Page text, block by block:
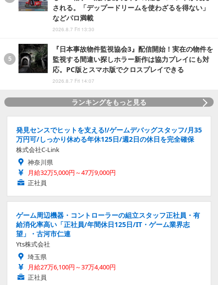
される。「デップードリームを使わざるを得ない」
などパロ満載
2026.8.7 Fri 13:30
『日本事故物件監視協会3』配信開始！実在の物件を
監視する間違い探しホラー新作は協力プレイにも対
応。PC版とスマホ版でクロスプレイできる
2026.8.7 Fri 14:07
ランキングをもっと見る
発見センスでヒットを支える!/ゲームデバッグスタッフ/月35
万円可/しっかり休める年休125日/週2日の休日を完全確保
株式会社C-Link
神奈川県
月給32万5,000円～47万9,000円
正社員
ゲーム周辺機器・コントローラーの組立スタッフ正社員・有
給消化率高い「正社員/年間休日125日/IT・ゲーム業界志
望」・古河市仁連
Yts株式会社
埼玉県
月給27万6,100円～37万4,400円
正社員